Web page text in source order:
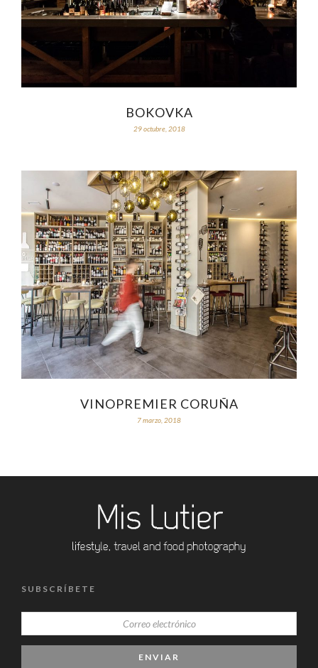
BOKOVKA
29 octubre, 2018
VINOPREMIER CORUÑA
7 marzo, 2018
SUBSCRÍBETE